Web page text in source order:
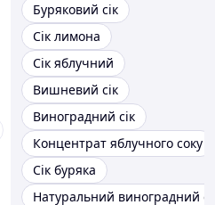
Буряковий сік
Сік лимона
Сік яблучний
Вишневий сік
Виноградний сік
Концентрат яблучного соку
Сік буряка
Натуральний виноградний